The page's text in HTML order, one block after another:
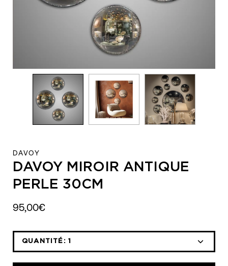
DAVOY
DAVOY MIROIR ANTIQUE
PERLE 30CM
95,00€
QUANTITÉ: 1